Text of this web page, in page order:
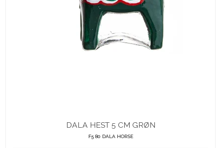
DALA HEST 5 CM GRØN
F5 80 DALA HORSE